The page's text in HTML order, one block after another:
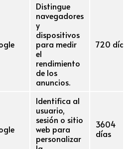
Distingue
navegadores
y
dispositivos
para medir
el
rendimiento
de los
anuncios.
720 días
Identifica al
usuario,
sesión o sitio
web para
personalizar
3604
días